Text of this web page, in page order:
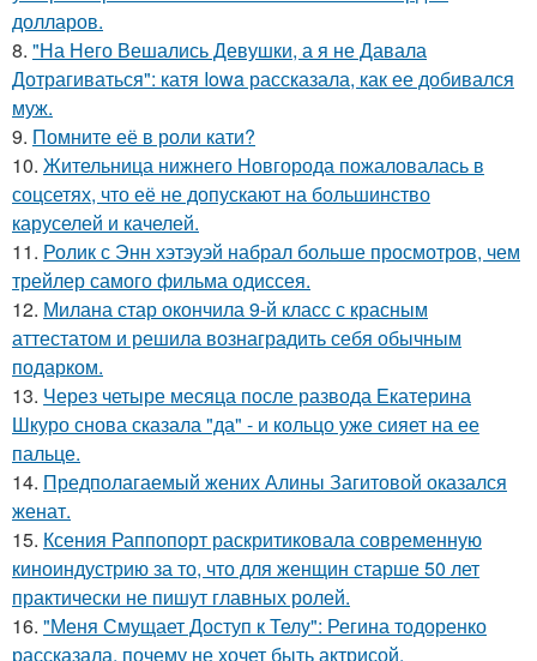
долларов.
8. "На Него Вешались Девушки, а я не Давала
Дотрагиваться": катя Iowa рассказала, как ее добивался
муж.
9. Помните её в роли кати?
10. Жительница нижнего Новгорода пожаловалась в
соцсетях, что её не допускают на большинство
каруселей и качелей.
11. Ролик с Энн хэтэуэй набрал больше просмотров, чем
трейлер самого фильма одиссея.
12. Милана стар окончила 9-й класс с красным
аттестатом и решила вознаградить себя обычным
подарком.
13. Через четыре месяца после развода Екатерина
Шкуро снова сказала "да" - и кольцо уже сияет на ее
пальце.
14. Предполагаемый жених Алины Загитовой оказался
женат.
15. Ксения Раппопорт раскритиковала современную
киноиндустрию за то, что для женщин старше 50 лет
практически не пишут главных ролей.
16. "Меня Смущает Доступ к Телу": Регина тодоренко
рассказала, почему не хочет быть актрисой.